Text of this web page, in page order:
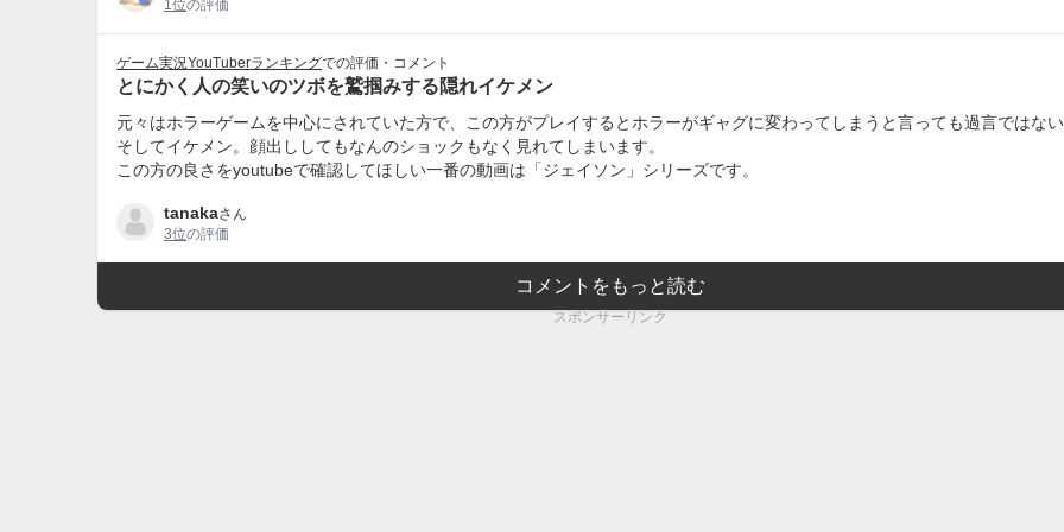
1位の評価
ゲーム実況YouTuberランキングでの評価・コメント
とにかく人の笑いのツボを鷲掴みする隠れイケメン
元々はホラーゲームを中心にされていた方で、この方がプレイするとホラーがギャグに変わってしまうと言っても過言ではな
そしてイケメン。顔出ししてもなんのショックもなく見れてしまいます。
この方の良さをyoutubeで確認してほしい一番の動画は「ジェイソン」シリーズです。
tanakaさん
3位の評価
コメントをもっと読む
スポンサーリンク